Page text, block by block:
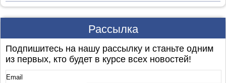
Рассылка
Подпишитесь на нашу рассылку и станьте одним
из первых, кто будет в курсе всех новостей!